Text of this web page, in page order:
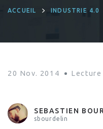
ACCUEIL INDUSTRIE 4.0
20 Nov. 2014 Lecture
SEBASTIEN
sbourdelin